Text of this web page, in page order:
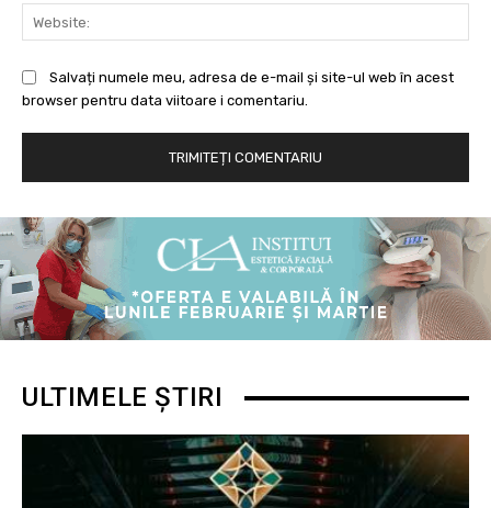
Salvați numele meu, adresa de e-mail și site-ul web în acest
browser pentru data viitoare i comentariu.
ULTIMELE ȘTIRI